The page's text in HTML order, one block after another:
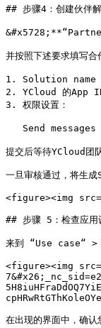
## 步骤4：创建伙伴
并按照下述要求填写合
1. Solution name
2. YCloud 的App
3. 权限设置：
提交后等待YCloud团队
一旦审核通过，将生
<figure><img
## 步骤 5：检查
来到 “Use case“
<figure><img
在出现的界面中，确认